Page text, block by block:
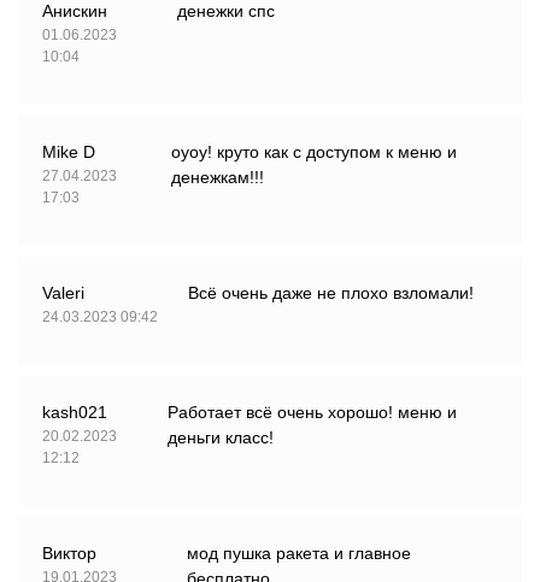
Анискин
01.06.2023
10:04
денежки спс
Mike D
27.04.2023
17:03
оуоу! круто как с доступом к меню и
денежкам!!!
Valeri
24.03.2023 09:42
Всё очень даже не плохо взломали!
kash021
20.02.2023
12:12
Работает всё очень хорошо! меню и
деньги класс!
Виктор
19.01.2023
мод пушка ракета и главное